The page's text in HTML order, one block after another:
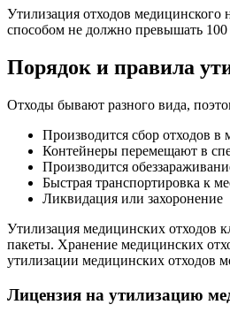
Утилизация отходов медицинского
способом не должно превышать 100
Порядок и правила
Отходы бывают разного вида,
Производится сбор отходов в
Контейнеры перемещают в
Производится
Быстрая транспортировка к
Ликвидация или захоронение
Утилизация медицинских отходов
пакеты. Хранение медицинских
утилизации медицинских отходов
Лицензия на утилизацию